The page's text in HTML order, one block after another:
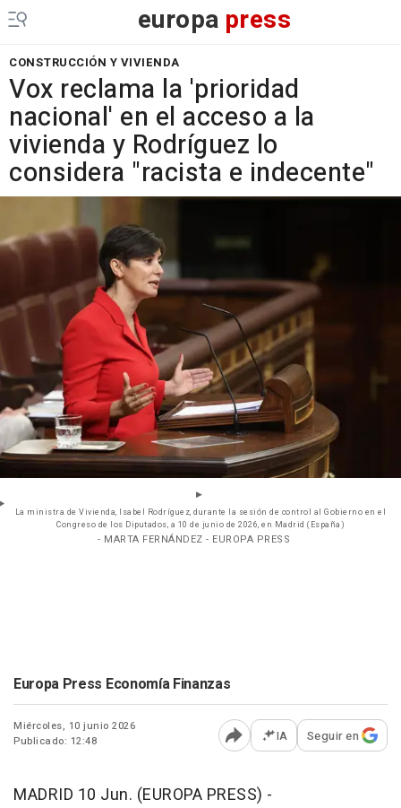
europa press
CONSTRUCCIÓN Y VIVIENDA
Vox reclama la 'prioridad
nacional' en el acceso a la
vivienda y Rodríguez lo
considera "racista e indecente"
La ministra de Vivienda, Isabel Rodríguez, durante la sesión de control al Gobierno en el
Congreso de los Diputados, a 10 de junio de 2026, en Madrid (España)
- MARTA FERNÁNDEZ - EUROPA PRESS
Europa Press Economía Finanzas
Miércoles, 10 junio 2026
Publicado: 12:48
Abrir opciones para
IA Seguir en
MADRID 10 Jun. (EUROPA PRESS) -